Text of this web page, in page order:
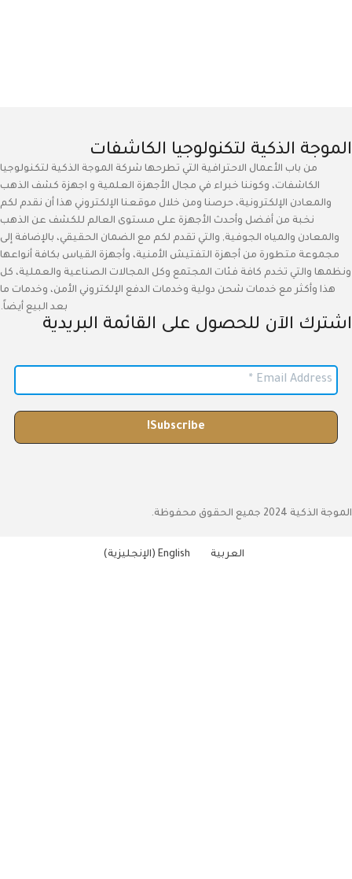
الموجة الذكية لتكنولوجيا الكاشفات
من باب الأعمال الاحترافية التي تطرحها شركة الموجة الذكية لتكنولوجيا
الكاشفات، وكوننا خبراء في مجال الأجهزة العلمية و اجهزة كشف الذهب
والمعادن الإلكترونية، حرصنا ومن خلال موقعنا الإلكتروني هذا أن نقدم لكم
نخبة من أفضل وأحدث الأجهزة على مستوى العالم للكشف عن الذهب
والمعادن والمياه الجوفية, والتي تقدم لكم مع الضمان الحقيقي، بالإضافة إلى
مجموعة متطورة من أجهزة التفتيش الأمنية، وأجهزة القياس بكافة أنواعها
ونظمها والتي تخدم كافة فئات المجتمع وكل المجالات الصناعية والعملية، كل
هذا وأكثر مع خدمات شحن دولية وخدمات الدفع الإلكتروني الأمن، وخدمات ما
بعد البيع أيضاً.
اشترك الآن للحصول على القائمة البريدية
الموجة الذكية 2024 جميع الحقوق محفوظة.
العربية English
(الإنجليزية)